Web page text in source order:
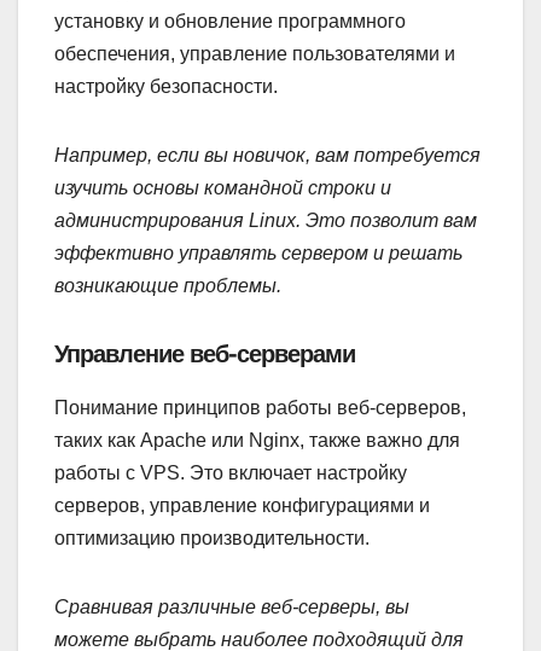
установку и обновление программного
обеспечения, управление пользователями и
настройку безопасности.
Например, если вы новичок, вам потребуется
изучить основы командной строки и
администрирования Linux. Это позволит вам
эффективно управлять сервером и решать
возникающие проблемы.
Управление веб-серверами
Понимание принципов работы веб-серверов,
таких как Apache или Nginx, также важно для
работы с VPS. Это включает настройку
серверов, управление конфигурациями и
оптимизацию производительности.
Сравнивая различные веб-серверы, вы
можете выбрать наиболее подходящий для